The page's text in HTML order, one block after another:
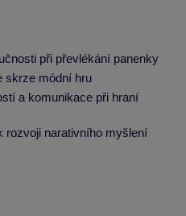
při převlékání panenky
skrze módní hru
a komunikace při hraní
rozvoji narativního myšlení